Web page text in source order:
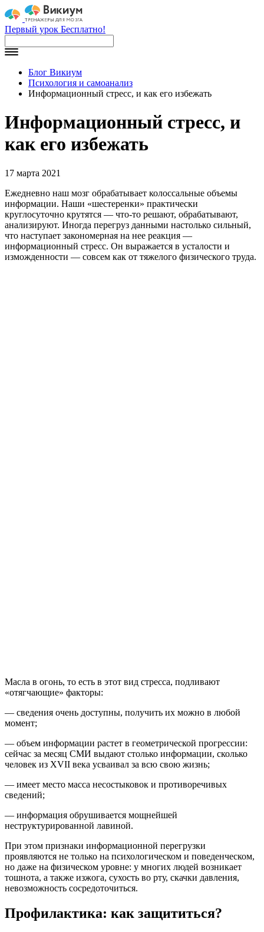
Первый урок Бесплатно!
Блог Викиум
Психология и самоанализ
Информационный стресс, и как его избежать
Информационный стресс, и
как его избежать
17 марта 2021
Ежедневно наш мозг обрабатывает колоссальные объемы
информации. Наши «шестеренки» практически
круглосуточно крутятся — что-то решают, обрабатывают,
анализируют. Иногда перегруз данными настолько сильный,
что наступает закономерная на нее реакция —
информационный стресс. Он выражается в усталости и
изможденности — совсем как от тяжелого физического труда.
Масла в огонь, то есть в этот вид стресса, подливают
«отягчающие» факторы:
— сведения очень доступны, получить их можно в любой
момент;
— объем информации растет в геометрической прогрессии:
сейчас за месяц СМИ выдают столько информации, сколько
человек из XVII века усваивал за всю свою жизнь;
— имеет место масса несостыковок и противоречивых
сведений;
— информация обрушивается мощнейшей
неструктурированной лавиной.
При этом признаки информационной перегрузки
проявляются не только на психологическом и поведенческом,
но даже на физическом уровне: у многих людей возникает
тошнота, а также изжога, сухость во рту, скачки давления,
невозможность сосредоточиться.
Профилактика: как защититься?